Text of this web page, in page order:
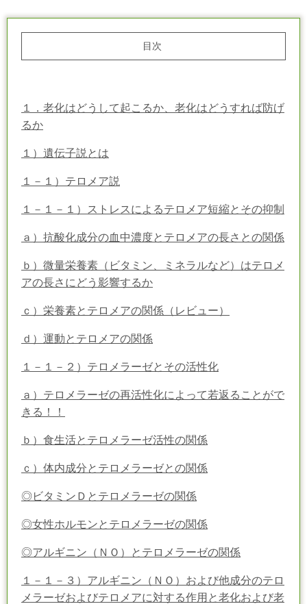
目次
１．老化はどうして起こるか、老化はどうすれば防げ
るか
１）遺伝子説とは
１－１）テロメア説
１－１－１）ストレスによるテロメア短縮とその抑制
ａ）抗酸化成分の血中濃度とテロメアの長さとの関係
ｂ）微量栄養素（ビタミン、ミネラルなど）はテロメ
アの長さにどう影響するか
ｃ）栄養素とテロメアの関係（レビュー）
ｄ）運動とテロメアの関係
１－１－２）テロメラーゼとその活性化
ａ）テロメラーゼの再活性化によって若返ることがで
きる！！
ｂ）食生活とテロメラーゼ活性の関係
ｃ）体内成分とテロメラーゼとの関係
◎ビタミンＤとテロメラーゼの関係
◎女性ホルモンとテロメラーゼの関係
◎アルギニン（ＮＯ）とテロメラーゼの関係
１－１－３）アルギニン（ＮＯ）および他成分のテロ
メラーゼおよびテロメアに対する作用と老化および老